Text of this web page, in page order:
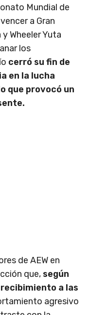
Mundial de
a Gran
Wheeler Yuta
los
cerró su fin de
en la lucha
que provocó un
de AEW en
que,según
a las
agresivo